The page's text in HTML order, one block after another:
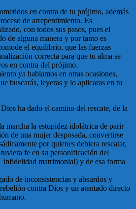
en contra de tu prójimo, además
de arrepentimiento. Es
con todos sus pasos, pues el
de alguna manera y por tanto es
el equilibrio, que las fuerzas
correcta para que tu alma se
en contra del prójimo.
ya hablamos en otras ocasiones,
buscarás, leyeras y lo aplicaras en tu
ha dado el camino del rescate, de la
marcha la estupidez idolátrica de parir
de una mujer desposada, convertirse
por quienes debiera rescatar,
fe en su personificación del
matrimonial) y de esa forma
de inconsistencias y absurdos y
contra Dios y un atentado directo